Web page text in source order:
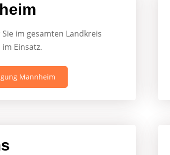
im gesamten Landkreis
im Einsatz.
Mannheim